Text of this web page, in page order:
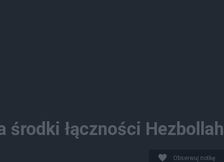
środki łączności
Obserwuj notkę